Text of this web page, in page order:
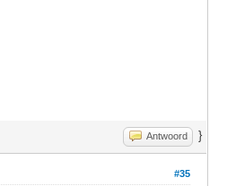
Antwoord }
#35